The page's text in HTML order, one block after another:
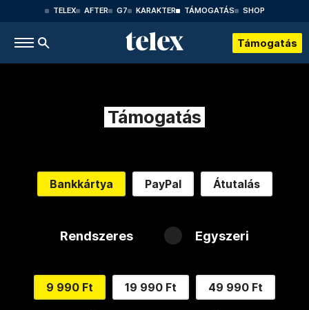
TELEX AFTER G7 KARAKTER TÁMOGATÁS SHOP
Támogatás
Támogatás
Bankkártya PayPal Átutalás
Rendszeres Egyszeri
9 990 Ft 19 990 Ft 49 990 Ft